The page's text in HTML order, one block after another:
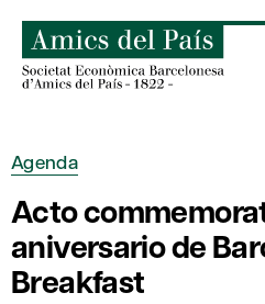
contenido
Agenda
Acto
aniversario de
Breakfast